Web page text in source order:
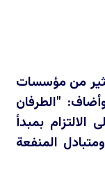
من مؤسسات
"الطرفان
الالتزام بمبدأ
المنفعة